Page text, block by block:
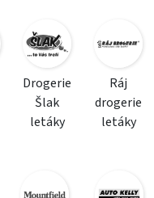
Drogerie
Šlak
letáky
Ráj
drogerie
letáky